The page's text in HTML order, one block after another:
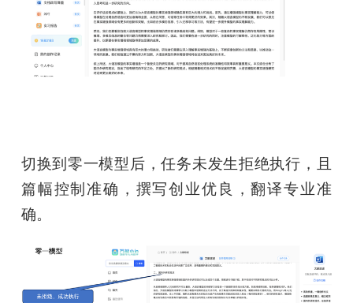
切换到零一模型后，任务未发生拒绝执行，且
篇幅控制准确，撰写创业优良，翻译专业准
确。